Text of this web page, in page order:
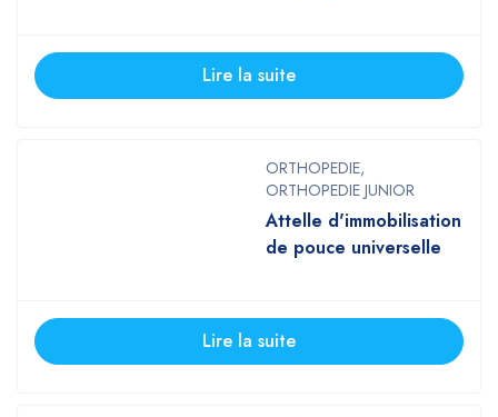
Lire la suite
ORTHOPEDIE,
ORTHOPEDIE JUNIOR
Attelle d'immobilisation
de pouce universelle
Lire la suite